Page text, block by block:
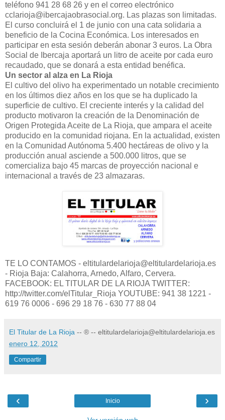
teléfono 941 28 68 26 y en el correo electrónico
cclarioja@ibercajaobrasocial.org. Las plazas son limitadas.
El curso concluirá el 1 de junio con una cata solidaria a
beneficio de la Cocina Económica. Los interesados en
participar en esta sesión deberán abonar 3 euros. La Obra
Social de Ibercaja aportará un litro de aceite por cada euro
recaudado, que se donará a esta entidad benéfica.
Un sector al alza en La Rioja
El cultivo del olivo ha experimentado un notable crecimiento
en los últimos diez años en los que se ha duplicado la
superficie de cultivo. El creciente interés y la calidad del
producto motivaron la creación de la Denominación de
Origen Protegida Aceite de La Rioja, que ampara el aceite
producido en la comunidad riojana. En la actualidad, existen
en la Comunidad Autónoma 5.400 hectáreas de olivo y la
producción anual asciende a 500.000 litros, que se
comercializa bajo 45 marcas de proyección nacional e
internacional a través de 23 almazaras.
TE LO CONTAMOS - eltitulardelarioja@eltitulardelarioja.es
- Rioja Baja: Calahorra, Arnedo, Alfaro, Cervera.
FACEBOOK: EL TITULAR DE LA RIOJA TWITTER:
http://twitter.com/elTitular_Rioja YOUTUBE: 941 38 1221 -
619 76 0006 - 696 29 18 76 - 630 77 88 04
El Titular de La Rioja -- ® -- eltitulardelarioja@eltitulardelarioja.es
enero 12, 2012
Compartir
‹ ›
Inicio